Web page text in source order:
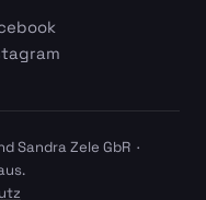
Sandra Zele GbR ·